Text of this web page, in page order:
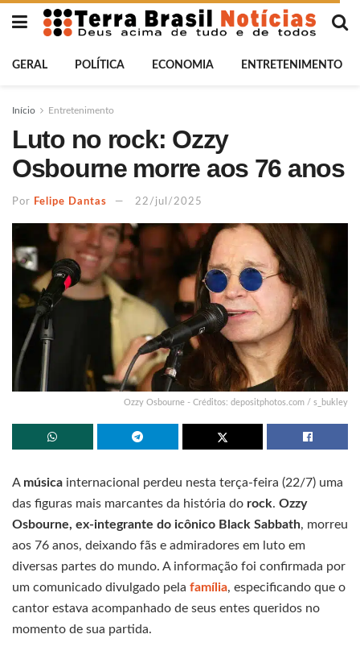
GERAL POLÍTICA ECONOMIA ENTRETENIMENTO
Início Entretenimento
Luto no rock: Ozzy
Osbourne morre aos 76 anos
Por Felipe Dantas 22/jul/2025
Ozzy Osbourne - Créditos: depositphotos.com / s_bukley
A música internacional perdeu nesta terça-feira (22/7) uma
das figuras mais marcantes da história do rock. Ozzy
Osbourne, ex-integrante do icônico Black Sabbath, morreu
aos 76 anos, deixando fãs e admiradores em luto em
diversas partes do mundo. A informação foi confirmada por
um comunicado divulgado pela família, especificando que o
cantor estava acompanhado de seus entes queridos no
momento de sua partida.